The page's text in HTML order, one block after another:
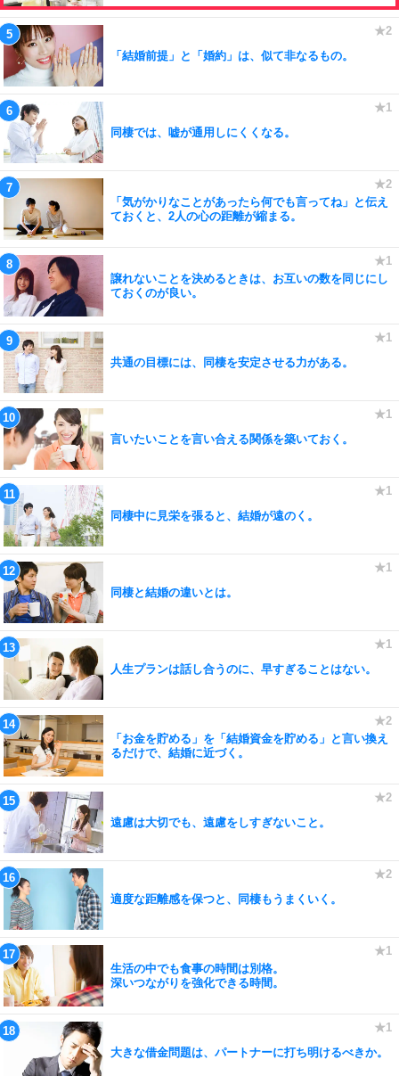
「結婚前提」と「婚約」は、似て非なるもの。
同棲では、嘘が通用しにくくなる。
「気がかりなことがあったら何でも言ってね」と伝え
ておくと、2人の心の距離が縮まる。
譲れないことを決めるときは、お互いの数を同じにし
ておくのが良い。
共通の目標には、同棲を安定させる力がある。
言いたいことを言い合える関係を築いておく。
同棲中に見栄を張ると、結婚が遠のく。
同棲と結婚の違いとは。
人生プランは話し合うのに、早すぎることはない。
「お金を貯める」を「結婚資金を貯める」と言い換え
るだけで、結婚に近づく。
遠慮は大切でも、遠慮をしすぎないこと。
適度な距離感を保つと、同棲もうまくいく。
生活の中でも食事の時間は別格。
深いつながりを強化できる時間。
大きな借金問題は、パートナーに打ち明けるべきか。